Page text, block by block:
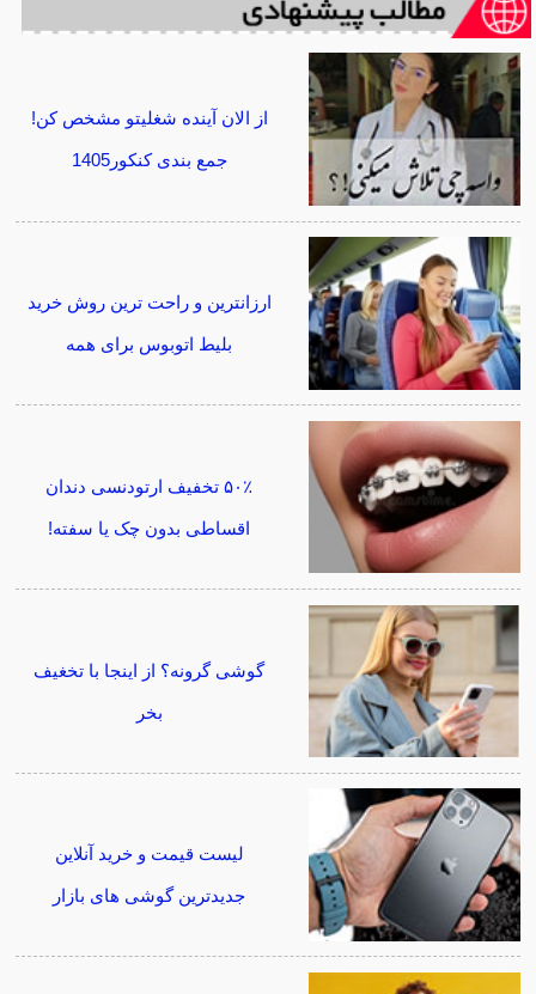
از الان آینده شغلیتو مشخص کن!
جمع بندی کنکور1405
ارزانترین و راحت ترین روش خرید
بلیط اتوبوس برای همه
۵۰٪ تخفیف ارتودنسی دندان
اقساطی بدون چک یا سفته!
گوشی گرونه؟ از اینجا با تخغیف
بخر
لیست قیمت و خرید آنلاین
جدیدترین گوشی های بازار